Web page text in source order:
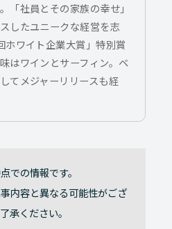
「社員とその家族の幸せ」
したユニークな経営を志
ホワイト企業大賞」特別賞
はワインとサーフィン。ベ
てメジャーリリースも経
での情報です。
内容と異なる可能性がござ
承ください。